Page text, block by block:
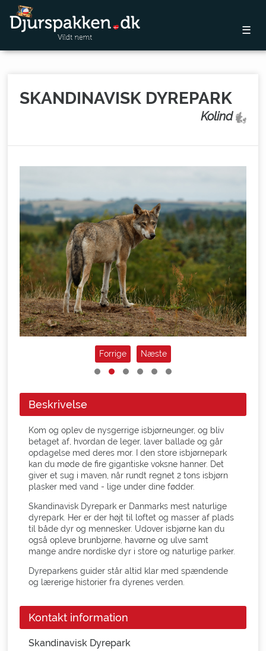
☰
SKANDINAVISK DYREPARK
Kolind
Forrige Næste
Beskrivelse
Kom og oplev de nysgerrige isbjørneunger, og bliv
betaget af, hvordan de leger, laver ballade og går
opdagelse med deres mor. I den store isbjørnepark
kan du møde de fire gigantiske voksne hanner. Det
giver et sug i maven, når rundt regnet 2 tons isbjørn
plasker med vand - lige under dine fødder.
Skandinavisk Dyrepark er Danmarks mest naturlige
dyrepark. Her er der højt til loftet og masser af plads
til både dyr og mennesker. Udover isbjørne kan du
også opleve brunbjørne, havørne og ulve samt
mange andre nordiske dyr i store og naturlige parker.
Dyreparkens guider står altid klar med spændende
og lærerige historier fra dyrenes verden.
Kontakt information
Skandinavisk Dyrepark